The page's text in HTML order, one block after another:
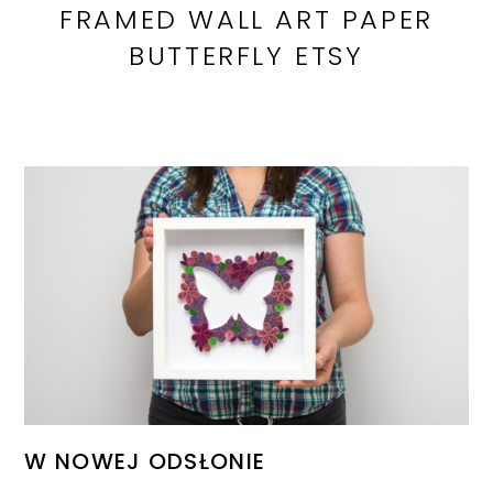
FRAMED WALL ART PAPER
BUTTERFLY ETSY
W NOWEJ ODSŁONIE